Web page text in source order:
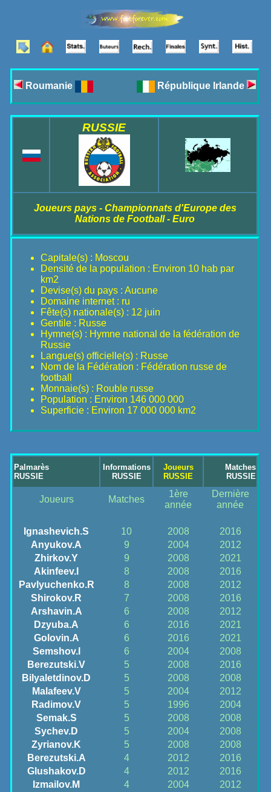
Roumanie République Irlande
RUSSIE
Joueurs pays - Championnats d'Europe des
Nations de Football - Euro
Capitale(s) : Moscou
Densité de la population : Environ 10 hab par
km2
Devise(s) du pays : Aucune
Domaine internet : ru
Fête(s) nationale(s) : 12 juin
Gentile : Russe
Hymne(s) : Hymne national de la fédération de
Russie
Langue(s) officielle(s) : Russe
Nom de la Fédération : Fédération russe de
football
Monnaie(s) : Rouble russe
Population : Environ 146 000 000
Superficie : Environ 17 000 000 km2
Palmarès
RUSSIE
Informations
RUSSIE
Joueurs
RUSSIE
Matches
RUSSIE
Joueurs Matches
1ère
année
Dernière
année
Ignashevich.S 10 2008
2016
Anyukov.A
9 2004
2012
Zhirkov.Y
9 2008
2021
Akinfeev.I
8 2008
2016
Pavlyuchenko.R
8 2008
2012
Shirokov.R
7 2008
2016
Arshavin.A
6 2008
2012
Dzyuba.A
6 2016
2021
Golovin.A
6 2016
2021
Semshov.I
6 2004
2008
Berezutski.V
5 2008
2016
Bilyaletdinov.D
5 2008
2008
Malafeev.V
5 2004
2012
Radimov.V
5 1996
2004
Semak.S
5 2008
2008
Sychev.D
5 2004
2008
Zyrianov.K
5 2008
2008
Berezutski.A
4 2012
2016
Glushakov.D
4 2012
2016
Izmailov.M
4 2004
2012